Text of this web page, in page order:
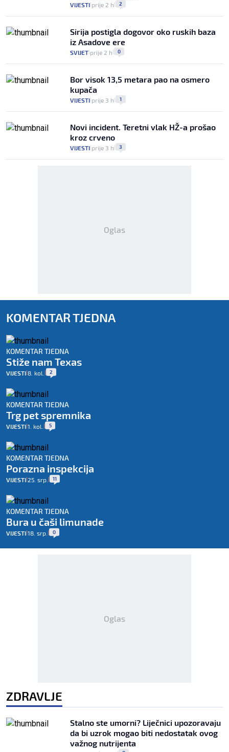
VIJESTI prije 2 h 2
Sirija postigla dogovor oko ruskih baza
iz Asadove ere
SVIJET prije 2 h 0
Bor visok 13,5 metara pao na osmero
kupača
VIJESTI prije 3 h 1
Novi incident. Teretni vlak HŽ-a prošao
kroz crveno
VIJESTI prije 3 h 3
Oglas
KOMENTAR TJEDNA
KOMENTAR TJEDNA
Stiže nam Texas
VIJESTI 8. kol. 2
KOMENTAR TJEDNA
Trg pet spremnika
VIJESTI 1. kol. 5
KOMENTAR TJEDNA
Porazna inspekcija
VIJESTI 25. srp. 11
KOMENTAR TJEDNA
Bura u čaši limunade
VIJESTI 18. srp. 0
Oglas
ZDRAVLJE
Stalno ste umorni? Liječnici upozoravaju
da bi uzrok mogao biti nedostatak ovog
važnog nutrijenta